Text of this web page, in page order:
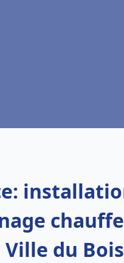
Ville du Bois